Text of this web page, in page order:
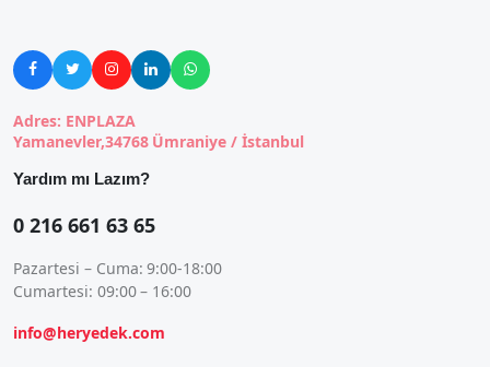
    
Adres: ENPLAZA
Yamanevler,34768 Ümraniye / İstanbul
Yardım mı Lazım?
0 216 661 63 65
Pazartesi – Cuma: 9:00-18:00
Cumartesi: 09:00 – 16:00
info@heryedek.com